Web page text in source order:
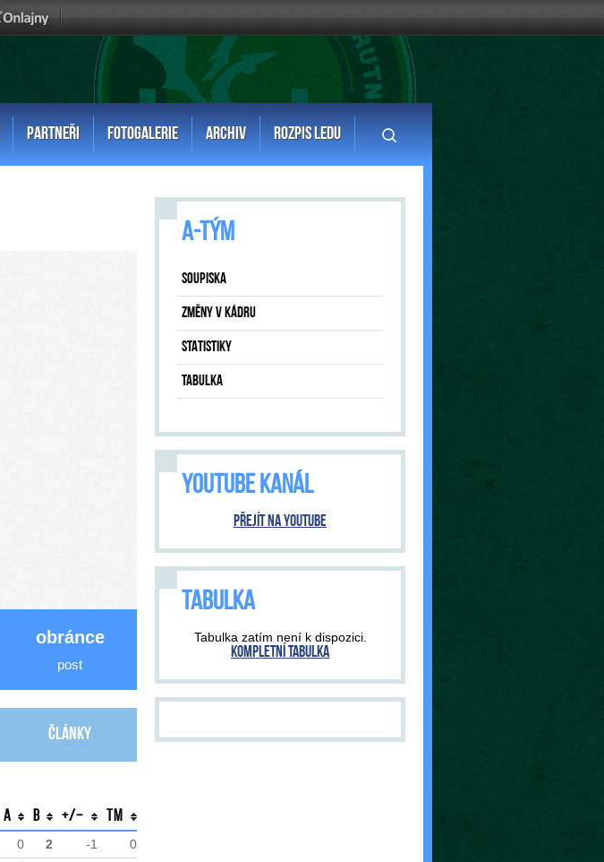
PARTNEŘI FOTOGALERIE ARCHIV ROZPIS LEDU
obránce
post
Články
A B +/−
TM
0 2 -1 0
A-TÝM
SOUPISKA
ZMĚNY V KÁDRU
STATISTIKY
TABULKA
YOUTUBE KANÁL
Přejít na YouTube
TABULKA
Tabulka zatím není k dispozici.
Kompletní tabulka